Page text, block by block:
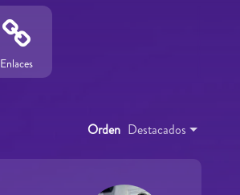
Enlaces
Orden Destacados